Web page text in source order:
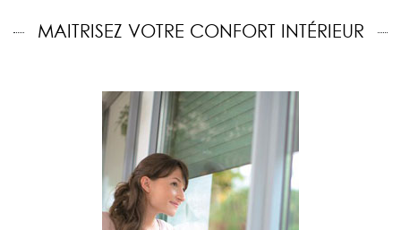
MAITRISEZ VOTRE CONFORT INTÉRIEUR